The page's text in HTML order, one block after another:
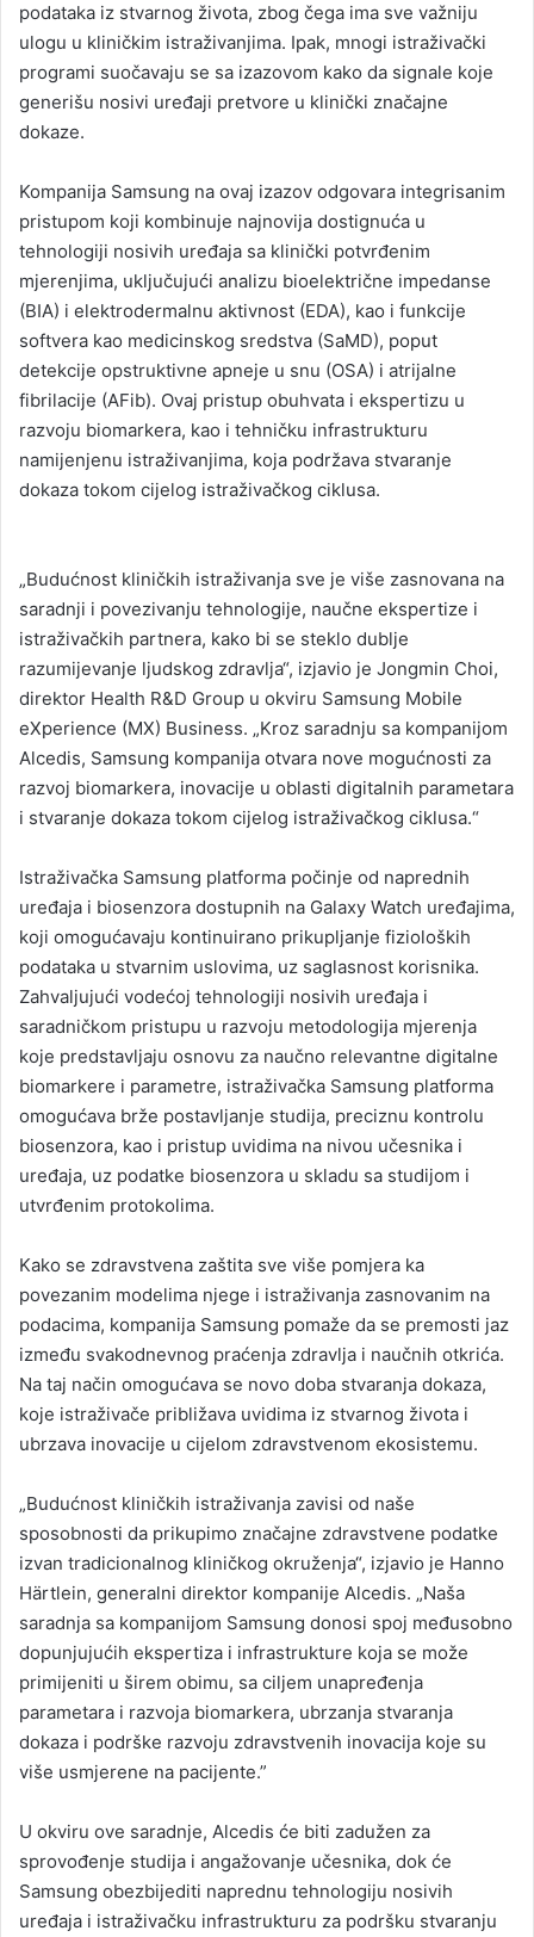
podataka iz stvarnog života, zbog čega ima sve važniju
ulogu u kliničkim istraživanjima. Ipak, mnogi istraživački
programi suočavaju se sa izazovom kako da signale koje
generišu nosivi uređaji pretvore u klinički značajne
dokaze.
Kompanija Samsung na ovaj izazov odgovara integrisanim
pristupom koji kombinuje najnovija dostignuća u
tehnologiji nosivih uređaja sa klinički potvrđenim
mjerenjima, uključujući analizu bioelektrične impedanse
(BIA) i elektrodermalnu aktivnost (EDA), kao i funkcije
softvera kao medicinskog sredstva (SaMD), poput
detekcije opstruktivne apneje u snu (OSA) i atrijalne
fibrilacije (AFib). Ovaj pristup obuhvata i ekspertizu u
razvoju biomarkera, kao i tehničku infrastrukturu
namijenjenu istraživanjima, koja podržava stvaranje
dokaza tokom cijelog istraživačkog ciklusa.
„Budućnost kliničkih istraživanja sve je više zasnovana na
saradnji i povezivanju tehnologije, naučne ekspertize i
istraživačkih partnera, kako bi se steklo dublje
razumijevanje ljudskog zdravlja“, izjavio je Jongmin Choi,
direktor Health R&D Group u okviru Samsung Mobile
eXperience (MX) Business. „Kroz saradnju sa kompanijom
Alcedis, Samsung kompanija otvara nove mogućnosti za
razvoj biomarkera, inovacije u oblasti digitalnih parametara
i stvaranje dokaza tokom cijelog istraživačkog ciklusa.“
Istraživačka Samsung platforma počinje od naprednih
uređaja i biosenzora dostupnih na Galaxy Watch uređajima,
koji omogućavaju kontinuirano prikupljanje fizioloških
podataka u stvarnim uslovima, uz saglasnost korisnika.
Zahvaljujući vodećoj tehnologiji nosivih uređaja i
saradničkom pristupu u razvoju metodologija mjerenja
koje predstavljaju osnovu za naučno relevantne digitalne
biomarkere i parametre, istraživačka Samsung platforma
omogućava brže postavljanje studija, preciznu kontrolu
biosenzora, kao i pristup uvidima na nivou učesnika i
uređaja, uz podatke biosenzora u skladu sa studijom i
utvrđenim protokolima.
Kako se zdravstvena zaštita sve više pomjera ka
povezanim modelima njege i istraživanja zasnovanim na
podacima, kompanija Samsung pomaže da se premosti jaz
između svakodnevnog praćenja zdravlja i naučnih otkrića.
Na taj način omogućava se novo doba stvaranja dokaza,
koje istraživače približava uvidima iz stvarnog života i
ubrzava inovacije u cijelom zdravstvenom ekosistemu.
„Budućnost kliničkih istraživanja zavisi od naše
sposobnosti da prikupimo značajne zdravstvene podatke
izvan tradicionalnog kliničkog okruženja“, izjavio je Hanno
Härtlein, generalni direktor kompanije Alcedis. „Naša
saradnja sa kompanijom Samsung donosi spoj međusobno
dopunjujućih ekspertiza i infrastrukture koja se može
primijeniti u širem obimu, sa ciljem unapređenja
parametara i razvoja biomarkera, ubrzanja stvaranja
dokaza i podrške razvoju zdravstvenih inovacija koje su
više usmjerene na pacijente.”
U okviru ove saradnje, Alcedis će biti zadužen za
sprovođenje studija i angažovanje učesnika, dok će
Samsung obezbijediti naprednu tehnologiju nosivih
uređaja i istraživačku infrastrukturu za podršku stvaranju